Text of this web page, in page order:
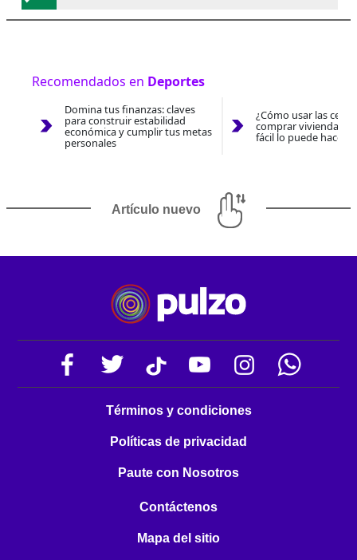
Recomendados en Deportes
Domina tus finanzas: claves
para construir estabilidad
económica y cumplir tus metas
personales
¿Cómo usar las
comprar vivienda
fácil lo puede hacer
Artículo nuevo
Términos y condiciones
Políticas de privacidad
Paute con Nosotros
Contáctenos
Mapa del sitio